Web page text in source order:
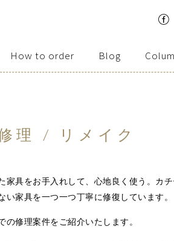
How to order Blog
理 / リメイク
家具をお手入れして、心地良く使う。カチ
家具を一つ一つ丁寧に修復しています。
修理案件をご紹介いたします。